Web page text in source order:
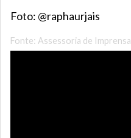
Foto: @raphaurjais
Fonte: Assessoria de Imprensa